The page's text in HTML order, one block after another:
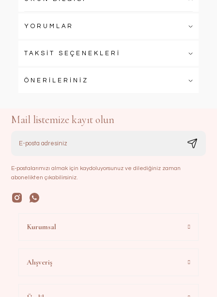
YORUMLAR
TAKSİT SEÇENEKLERİ
ÖNERİLERİNİZ
Mail listemize kayıt olun
E-postalarımızı almak için kaydoluyorsunuz ve dilediğiniz zaman
abonelikten çıkabilirsiniz.
Kurumsal
Alışveriş